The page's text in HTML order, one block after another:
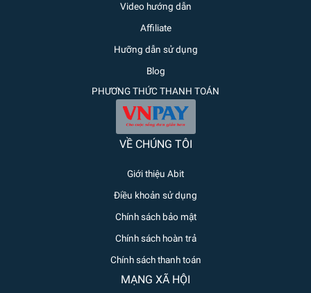
Video hướng dẫn
Affiliate
Hưỡng dẫn sử dụng
Blog
PHƯƠNG THỨC THANH TOÁN
VỀ CHÚNG TÔI
Giới thiệu Abit
Điều khoản sử dụng
Chính sách bảo mật
Chính sách hoàn trả
Chính sách thanh toán
MẠNG XÃ HỘI